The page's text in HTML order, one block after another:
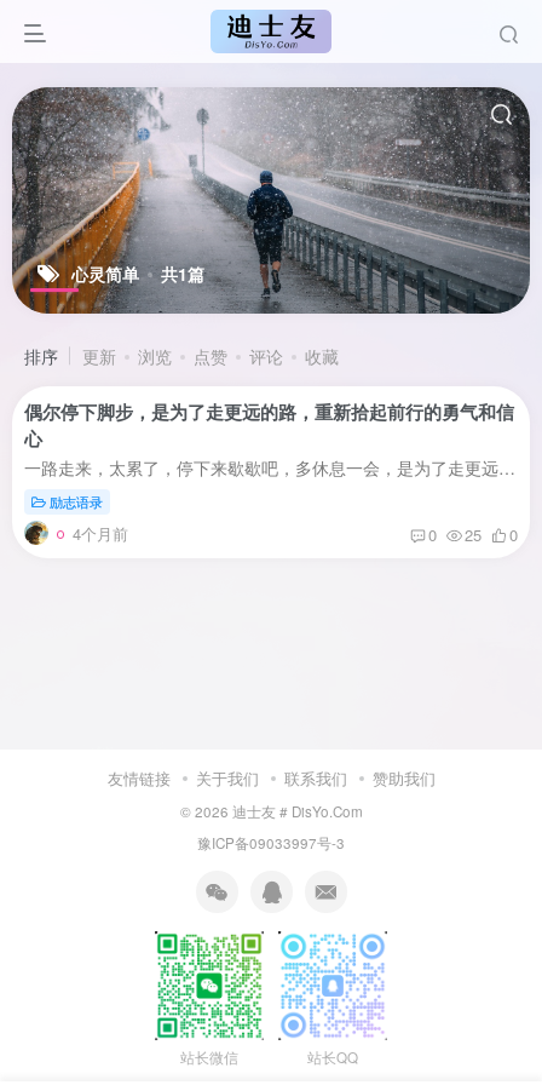
心灵简单 共1篇
排序 更新 浏览 点赞 评论 收藏
偶尔停下脚步，是为了走更远的路，重新拾起前行的勇气和信
心
一路走来，太累了，停下来歇歇吧，多休息一会，是为了走更远的路。抬头看看天，看乌云的缝隙里钻出的斑驳阳光，重新拾起前行的勇气和信心；回首望望来路，想想丢下了什么，还有什么能够丢下的，...
励志语录
4个月前 0 25 0
友情链接 关于我们 联系我们 赞助我们
© 2026 迪士友 # DisYo.Com
豫ICP备09033997号-3
站长微信 站长QQ